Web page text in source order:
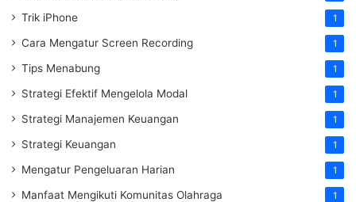
Trik iPhone 1
Cara Mengatur Screen Recording 1
Tips Menabung 1
Strategi Efektif Mengelola Modal 1
Strategi Manajemen Keuangan 1
Strategi Keuangan 1
Mengatur Pengeluaran Harian 1
Manfaat Mengikuti Komunitas Olahraga 1